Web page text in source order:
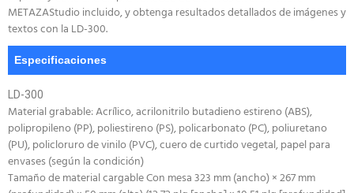
METAZAStudio incluido, y obtenga resultados detallados de imágenes y
textos con la LD-300.
Especificaciones
LD-300
Material grabable: Acrílico, acrilonitrilo butadieno estireno (ABS),
polipropileno (PP), poliestireno (PS), policarbonato (PC), poliuretano
(PU), policloruro de vinilo (PVC), cuero de curtido vegetal, papel para
envases (según la condición)
Tamaño de material cargable Con mesa 323 mm (ancho) × 267 mm